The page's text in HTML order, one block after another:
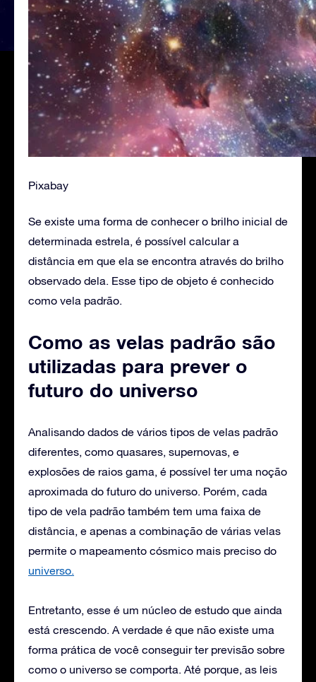
Pixabay
Se existe uma forma de conhecer o brilho inicial de
determinada estrela, é possível calcular a
distância em que ela se encontra através do brilho
observado dela. Esse tipo de objeto é conhecido
como vela padrão.
Como as velas padrão são
utilizadas para prever o
futuro do universo
Analisando dados de vários tipos de velas padrão
diferentes, como quasares, supernovas, e
explosões de raios gama, é possível ter uma noção
aproximada do futuro do universo. Porém, cada
tipo de vela padrão também tem uma faixa de
distância, e apenas a combinação de várias velas
permite o mapeamento cósmico mais preciso do
universo.
Entretanto, esse é um núcleo de estudo que ainda
está crescendo. A verdade é que não existe uma
forma prática de você conseguir ter previsão sobre
como o universo se comporta. Até porque, as leis